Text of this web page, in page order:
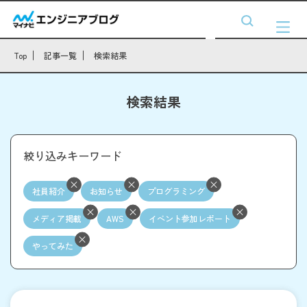
Top 記事一覧 検索結果
検索結果
絞り込みキーワード
社員紹介 お知らせ プログラミング
メディア掲載 AWS イベント参加レポート
やってみた